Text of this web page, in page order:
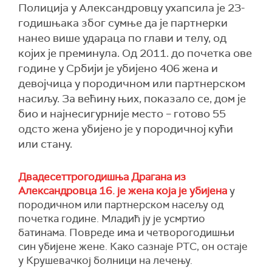
Полиција у Александровцу ухапсила је 23-
годишњака због сумње да је партнерки
нанео више удараца по глави и телу, од
којих је преминула. Од 2011. до почетка ове
године у Србији је убијено 406 жена и
девојчица у породичном или партнерском
насиљу. За већину њих, показало се, дом је
био и најнесигурније место – готово 55
одсто жена убијено је у породичној кући
или стану.
Двадесеттрогодишња Драгана из
Александровца 16. је жена која је убијенау
породичном или партнерском насељу од
почетка године. Младић ју је усмртио
батинама. Повреде има и четворогодишњи
син убијене жене. Како сазнаје РТС, он остаје
у Крушевачкој болници на лечењу.